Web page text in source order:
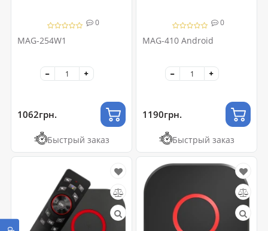
0
MAG-254W1
1062грн.
Быстрый заказ
0
MAG-410 Android
1190грн.
Быстрый заказ